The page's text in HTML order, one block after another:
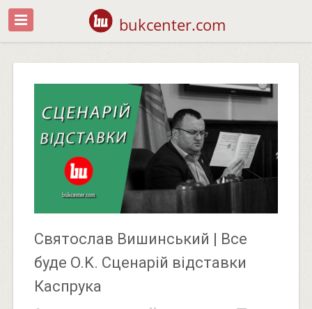
bukcenter.com
Святослав Вишинський | Все
буде O.K. Сценарій відставки
Каспрука